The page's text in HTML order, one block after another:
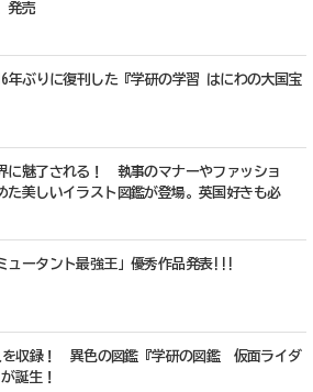
発売
年ぶりに復刊した『学研の学習 はにわの大国宝
に魅了される！ 執事のマナーやファッショ
た美しいイラスト図鑑が登場。英国好きも必
ュータント最強王」優秀作品発表!!!
を収録！ 異色の図鑑『学研の図鑑 仮面ライダ
誕生！